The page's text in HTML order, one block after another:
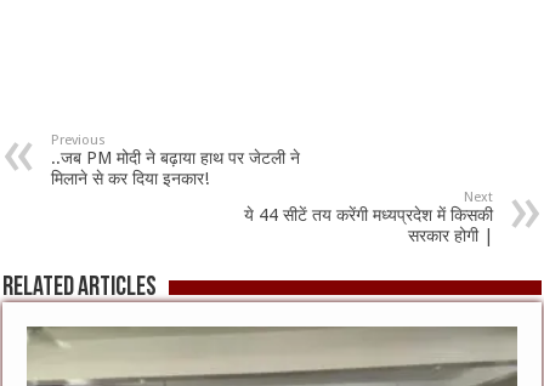
Previous
..जब PM मोदी ने बढ़ाया हाथ पर जेटली ने
मिलाने से कर दिया इनकार!
Next
ये 44 सीटें तय करेंगी मध्यप्रदेश में किसकी
सरकार होगी |
Related Articles